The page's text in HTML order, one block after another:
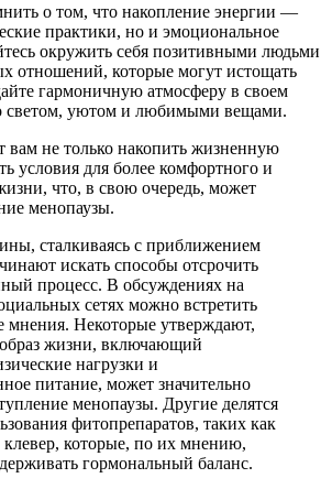
о том, что накопление энергии —
практики, но и эмоциональное
окружить себя позитивными людьми
отношений, которые могут истощать
гармоничную атмосферу в своем
светом, уютом и любимыми вещами.
вам не только накопить жизненную
условия для более комфортного и
что, в свою очередь, может
менопаузы.
сталкиваясь с приближением
искать способы отсрочить
процесс. В обсуждениях на
сетях можно встретить
мнения. Некоторые утверждают,
жизни, включающий
нагрузки и
питание, может значительно
менопаузы. Другие делятся
фитопрепаратов, таких как
которые, по их мнению,
гормональный баланс.